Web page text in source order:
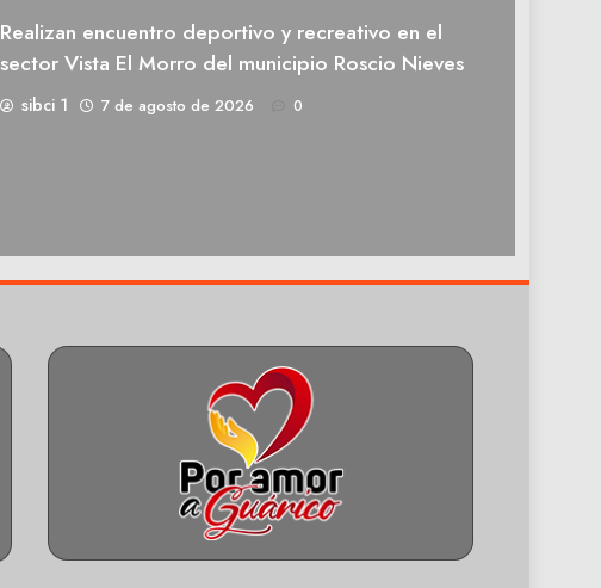
Realizan encuentro deportivo y recreativo en el
sector Vista El Morro del municipio Roscio Nieves
sibci 1 7 de agosto de 2026 0